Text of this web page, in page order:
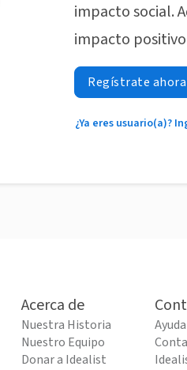
impacto social.
impacto
Regístrate ahora
¿Ya eres usuario(a)?
Acerca de
Nuestra Historia
Nuestro Equipo
Donar a Idealist
Ayuda